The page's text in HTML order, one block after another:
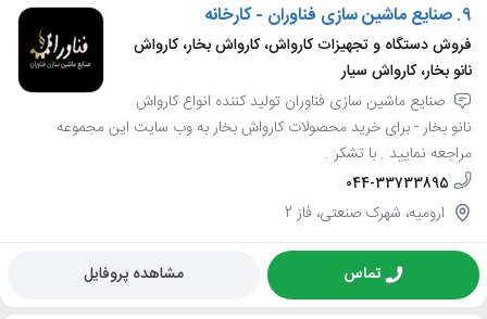
9. صنایع ماشین سازی فناوران - کارخانه
فروش دستگاه و تجهیزات کارواش، کارواش بخار، کارواش
نانو بخار، کارواش سیار
صنایع ماشین سازی فناوران تولید کننده انواع کارواش
نانو بخار - برای خرید محصولات کارواش بخار به وب سایت این مجموعه
مراجعه نمایید . با تشکر .
044-33733895
ارومیه، شهرک صنعتی، فاز 2
تماس مشاهده پروفایل